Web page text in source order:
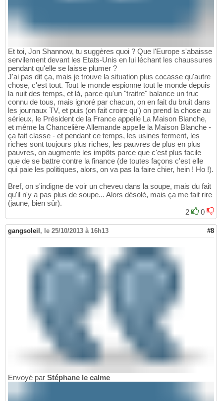
Et toi, Jon Shannow, tu suggères quoi ? Que l'Europe s'abaisse
servilement devant les Etats-Unis en lui léchant les chaussures
pendant qu'elle se laisse plumer ?
J'ai pas dit ça, mais je trouve la situation plus cocasse qu'autre
chose, c'est tout. Tout le monde espionne tout le monde depuis
la nuit des temps, et là, parce qu'un "traitre" balance un truc
connu de tous, mais ignoré par chacun, on en fait du bruit dans
les journaux TV, et puis (on fait croire qu') on prend la chose au
sérieux, le Président de la France appelle La Maison Blanche,
et même la Chancelière Allemande appelle la Maison Blanche -
ça fait classe - et pendant ce temps, les usines ferment, les
riches sont toujours plus riches, les pauvres de plus en plus
pauvres, on augmente les impôts parce que c'est plus facile
que de se battre contre la finance (de toutes façons c'est elle
qui paie les politiques, alors, on va pas la faire chier, hein ! Ho !).
Bref, on s'indigne de voir un cheveu dans la soupe, mais du fait
qu'il n'y a pas plus de soupe... Alors désolé, mais ça me fait rire
(jaune, bien sûr).
2
0
gangsoleil , le 25/10/2013 à 16h13 #8
Envoyé par Stéphane le calme